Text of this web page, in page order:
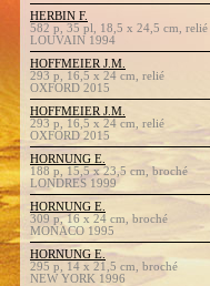
HERBIN F.
582 p, 35 pl, 18,5 x 24,5 cm, relié
LOUVAIN 1994
HOFFMEIER J.M.
293 p, 16,5 x 24 cm, relié
OXFORD 2015
HOFFMEIER J.M.
293 p, 16,5 x 24 cm, relié
OXFORD 2015
HORNUNG E.
188 p, 15,5 x 23,5 cm, broché
LONDRES 1999
HORNUNG E.
309 p, 16 x 24 cm, broché
MONACO 1995
HORNUNG E.
295 p, 14 x 21,5 cm, broché
NEW YORK 1996